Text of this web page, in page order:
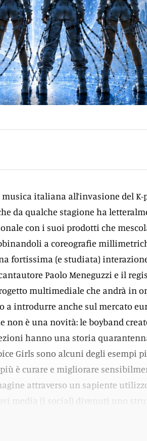
italiana all’invasione del K-
da qualche stagione ha
con i suoi prodotti che
a coreografie
fortissima (e studiata)
Paolo Meneguzzi e il
multimediale che andrà in
a introdurre anche sul mercato
non è una novità: le boyband
hanno una storia
Girls sono alcuni degli esempi
è curare e migliorare
attraverso un sapiente
media (i social) divenuti uno